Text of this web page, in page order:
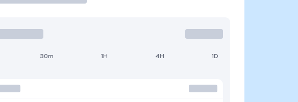
30m 1H 4H 1D